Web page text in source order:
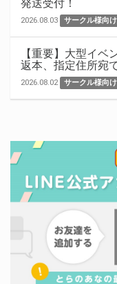
発送受付！
2026.08.03 サークル様向け
【重要】大型イベ
返本、指定住所宛
2026.08.02 サークル様向け